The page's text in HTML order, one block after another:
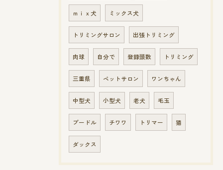
ｍｉｘ犬 ミックス犬
トリミングサロン 出張トリミング
肉球 自分で 登録頭数 トリミング
三重県 ペットサロン ワンちゃん
中型犬 小型犬 老犬 毛玉
プードル チワワ トリマー 猫
ダックス